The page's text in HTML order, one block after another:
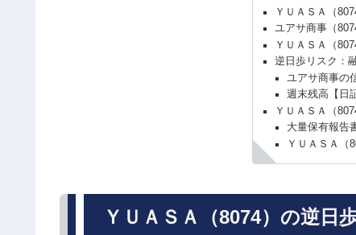
ＹＵＡＳＡ（
ユアサ商事（
ＹＵＡＳＡ（
逆日歩リスク：
ユアサ商事の
週末残高【日
ＹＵＡＳＡ（
大量保有報告
ＹＵＡＳＡ（
ＹＵＡＳＡ（8074）の逆日